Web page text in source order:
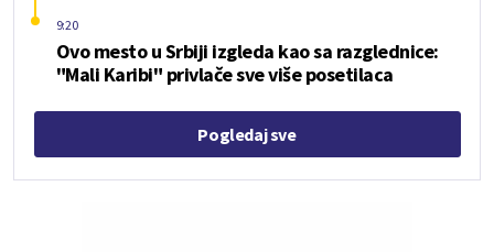
Ovo mesto u Srbiji izgleda kao sa razglednice:
"Mali Karibi" privlače sve više posetilaca
9:20
Pogledaj sve